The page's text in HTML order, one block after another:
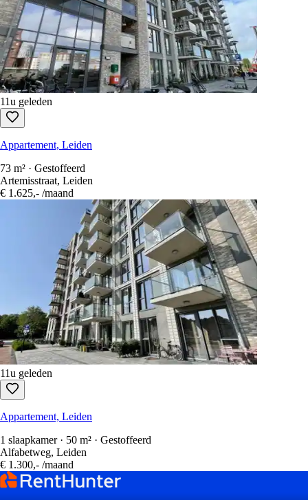
11u geleden
Appartement, Leiden
73 m² · Gestoffeerd
Artemisstraat, Leiden
€ 1.625,- /maand
11u geleden
Appartement, Leiden
1 slaapkamer · 50 m² · Gestoffeerd
Alfabetweg, Leiden
€ 1.300,- /maand